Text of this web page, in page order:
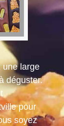
une large
déguster.
pour
soyez